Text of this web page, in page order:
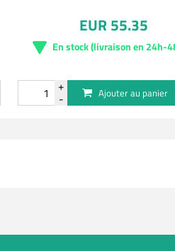
EUR 55.35
En stock (livraison en 24h-
Ajouter au panier